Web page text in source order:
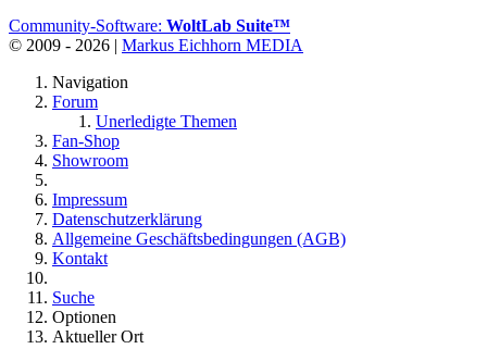
Community-Software: WoltLab Suite™
© 2009 - 2026 | Markus Eichhorn MEDIA
Navigation
Forum
Unerledigte Themen
Fan-Shop
Showroom
Impressum
Datenschutzerklärung
Allgemeine Geschäftsbedingungen (AGB)
Kontakt
Suche
Optionen
Aktueller Ort